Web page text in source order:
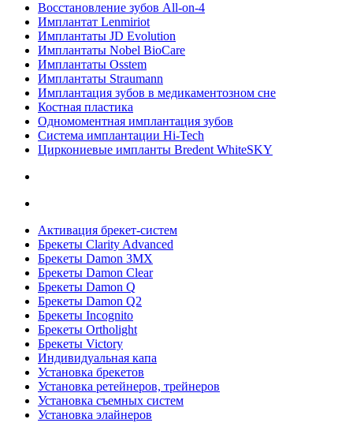
Восстановление зубов All‑on‑4
Имплантат Lenmiriot
Имплантаты JD Evolution
Имплантаты Nobel BioСare
Имплантаты Osstem
Имплантаты Straumann
Имплантация зубов в медикаментозном сне
Костная пластика
Одномоментная имплантация зубов
Система имплантации Hi-Tech
Циркониевые импланты Bredent WhiteSKY
Активация брекет-систем
Брекеты Clarity Advanced
Брекеты Damon 3MX
Брекеты Damon Clear
Брекеты Damon Q
Брекеты Damon Q2
Брекеты Incognito
Брекеты Ortholight
Брекеты Victory
Индивидуальная капа
Установка брекетов
Установка ретейнеров, трейнеров
Установка съемных систем
Установка элайнеров